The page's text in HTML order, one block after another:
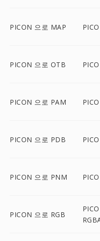
PICON 으로 MAP
PICON 으로 OTB
PICON 으로 PAM
PICON 으로 PDB
PICON 으로 PNM
PICON 으로 RGB